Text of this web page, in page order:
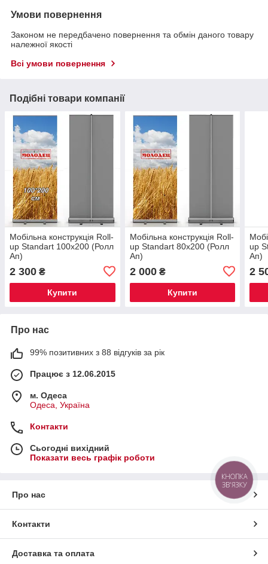
Умови повернення
Законом не передбачено повернення та обмін даного товару
належної якості
Всі умови повернення
Подібні товари компанії
Мобільна конструкція Roll-
up Standart 100x200 (Ролл
Ап)
2 300 ₴
Купити
Мобільна конструкція Roll-
up Standart 80x200 (Ролл
Ап)
2 000₴
Купити
up
Ап)
2
Про нас
99% позитивних з 88 відгуків за рік
Працює з 12.06.2015
м. Одеса
Одеса, Україна
Контакти
Сьогодні вихідний
Показати весь графік роботи
Про нас
Контакти
Доставка та оплата
КНОПКА
ЗВ'ЯЗКУ